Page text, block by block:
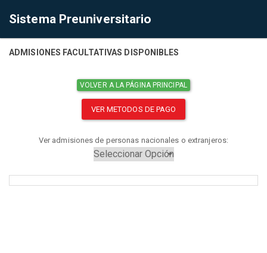
Sistema Preuniversitario
ADMISIONES FACULTATIVAS DISPONIBLES
VOLVER A LA PÁGINA PRINCIPAL
VER METODOS DE PAGO
Ver admisiones de personas nacionales o extranjeros: